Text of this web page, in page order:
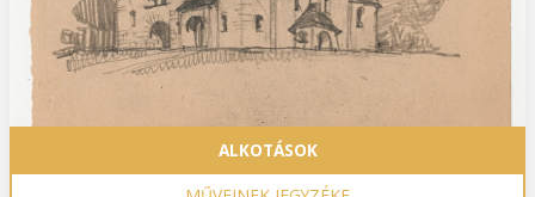
ALKOTÁSOK